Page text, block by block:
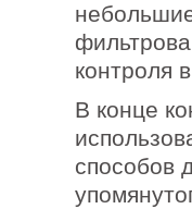
контроля
В конце
способов